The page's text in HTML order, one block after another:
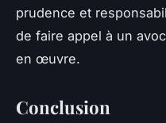
prudence et
de faire appel à un
en œuvre.
Conclusion